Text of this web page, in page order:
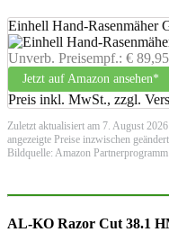
Einhell Hand-Rasenmäher
Unverb. Preisempf.: € 89,95
Jetzt auf Amazon ansehen*
Preis inkl. MwSt., zzgl.
Zuletzt aktualisiert am 7. August
angezeigte Preise inzwischen
Bildquelle: Amazon Partnerprogramm
AL-KO Razor Cut 38.1